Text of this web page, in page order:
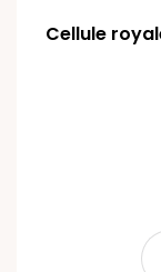
Cellule